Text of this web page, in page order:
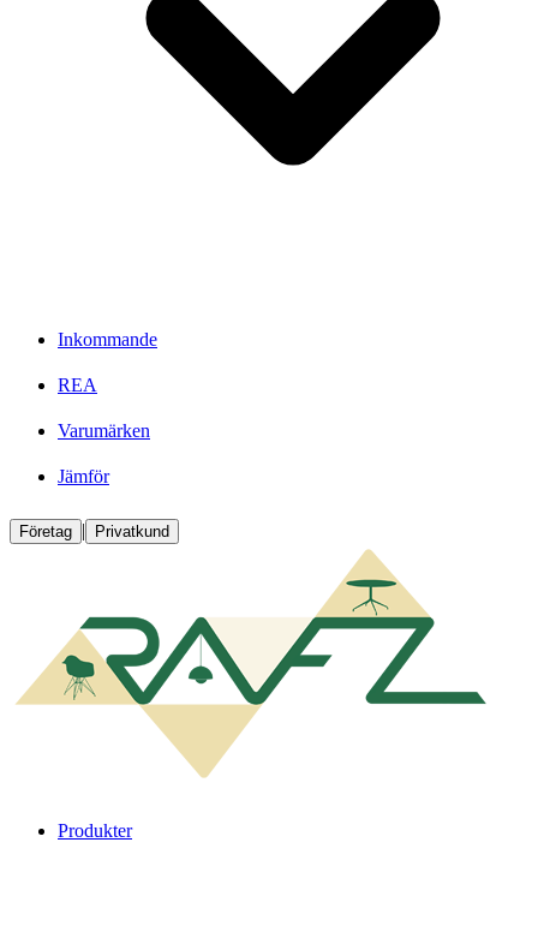
Inkommande
REA
Varumärken
Jämför
Företag | Privatkund
Produkter